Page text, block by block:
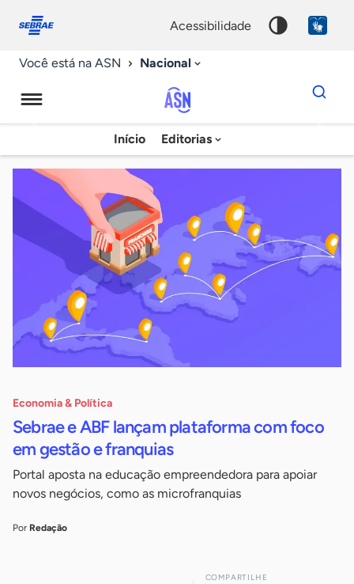
conosco
acessibilidade
Você está na ASN Nacional
Agência
Sebrae
Notícias
Início Editorias
Dados
para
chave
Economia & Política
Sebrae e ABF lançam plataforma com foco
em gestão e franquias
Portal aposta na educação empreendedora para apoiar
novos negócios, como as microfranquias
Por Redação
COMPARTILHE